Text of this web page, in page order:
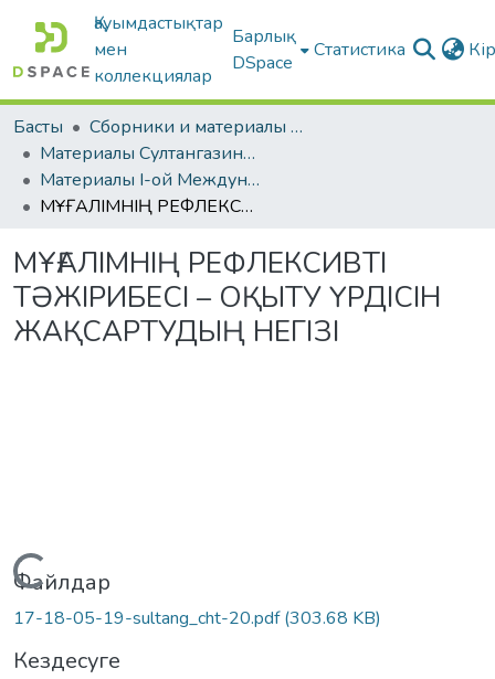
Қауымдастықтар
мен
коллекциялар
Барлық
DSpace
Статистика
Басты
Сборники и материалы конференций
Материалы Султангазинских педагогических чтений
Материалы I-ой Международной научно-практической конференции «Султангазинские чтения» 17-18 мая 2019
МҰҒАЛІМНІҢ РЕФЛЕКСИВТІ ТƏЖІРИБЕСІ – ОҚЫТУ ҮРДІСІН ЖАҚСАРТУДЫҢ НЕГІЗІ
МҰҒАЛІМНІҢ РЕФЛЕКСИВТІ
ТƏЖІРИБЕСІ – ОҚЫТУ ҮРДІСІН
ЖАҚСАРТУДЫҢ НЕГІЗІ
Жүктеу...
Файлдар
17-18-05-19-sultang_cht-20.pdf(303.68 KB)
Кездесуге